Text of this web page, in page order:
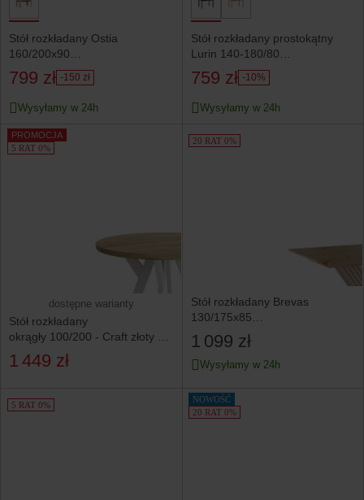
Stół rozkładany Ostia
160/200x90
dąb artisan/dąb czarny
799 zł -150 zł
Wysyłamy w 24h
Stół rozkładany prostokątny
Lurin 140-180/80
dąb artisan/czarny
759 zł -10%
Wysyłamy w 24h
PROMOCJA
5 RAT 0%
dostępne warianty
Stół rozkładany
okrągły 100/200 - Craft złoty +
n. białe
1 449 zł
20 RAT 0%
Stół rozkładany Brevas
130/175x85
dąb artisan/kaszmir
1 099 zł
Wysyłamy w 24h
5 RAT 0%
NOWOŚĆ
20 RAT 0%